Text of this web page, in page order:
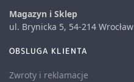
Magazyn i Sklep
ul. Brynicka 5, 54-214 Wrocław
OBSLUGA KLIENTA
Zwroty i reklamacje